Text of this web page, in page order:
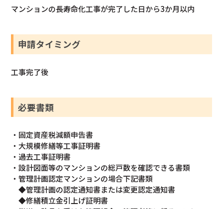
マンションの長寿命化工事が完了した日から3か月以内
申請タイミング
工事完了後
必要書類
・固定資産税減額申告書
・大規模修繕等工事証明書
・過去工事証明書
・設計図面等のマンションの総戸数を確認できる書類
・管理計画認定マンションの場合下記書類
◆管理計画の認定通知書または変更認定通知書
◆修繕積立金引上げ証明書